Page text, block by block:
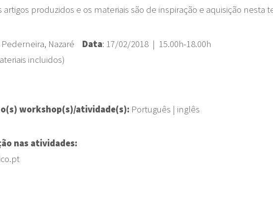
produzidos e os materiais são de inspiração e aquisição nesta
Pederneira, Nazaré Data: 17/02/2018 | 15.00h-18.00h
incluidos)
workshop(s)/atividade(s):Português | inglês
nas atividades: